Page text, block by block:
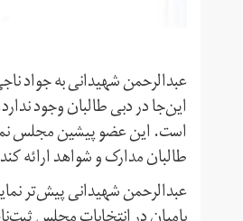
عبدالرحمن شهیدانی به جواد
این‌جا در دبی طالبان وجود
است. این عضو پیشین مجلس
طالبان مدارک و شواهد ارائه